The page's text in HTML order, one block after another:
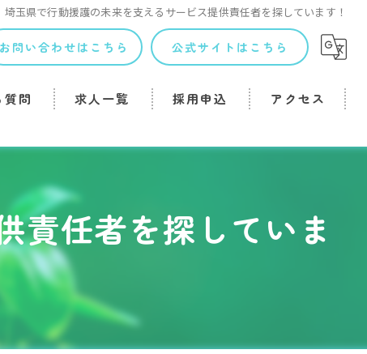
埼玉県で行動援護の未来を支えるサービス提供責任者を探しています！
お問い合わせはこちら 公式サイトはこちら
質問 求人一覧 採用申込 アクセス
責任者を探していま